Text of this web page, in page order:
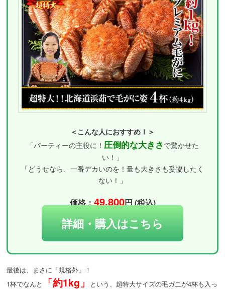
＜こんな人におすすめ！＞
「パーティーの主役に！ 圧倒的な大きさで驚かせた
い！」
「どうせなら、一番デカいのを！量も大きさも妥協したく
ない！」
価格：49,800円 (税込)
詳細・購入はこちら
最後は、まさに「規格外」！
1杯でなんと
「約1kg」
という、超特大サイズの毛ガニが4杯も入っ